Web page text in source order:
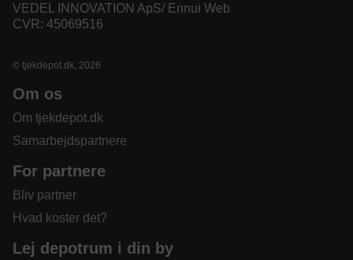
VEDEL INNOVATION ApS/ Ennui Web
CVR: 45069516
© tjekdepot.dk, 2026
Om os
Om tjekdepot.dk
Samarbejdspartnere
For partnere
Bliv partner
Hvad koster det?
Lej depotrum i din by